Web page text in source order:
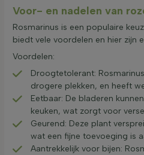
Voor- en nadelen van
Rosmarinus is een populaire
biedt vele voordelen en hier zijn
Voordelen:
Droogtetolerant:
drogere plekken, en heeft
Eetbaar: De bladeren
keuken, wat zorgt voor
Geurend: Deze plant
wat een fijne toevoeging is
Aantrekkelijk voor bijen: